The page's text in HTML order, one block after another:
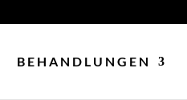
BEHANDLUNGEN